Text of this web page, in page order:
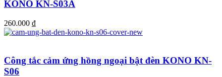
KONO KN-S03A
260.000 ₫
Công tắc cảm ứng hồng ngoại bật đèn KONO KN-
S06